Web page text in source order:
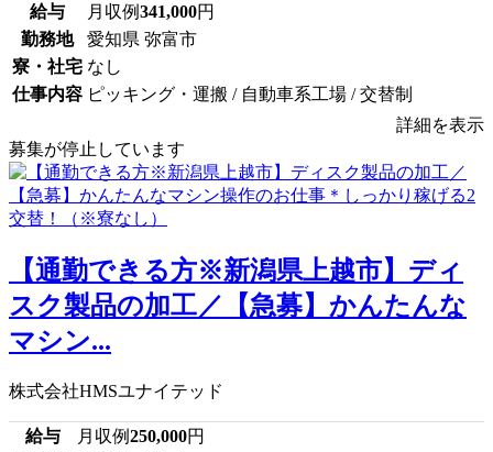
給与 月収例341,000円
勤務地
愛知県 弥富市
寮・社宅 なし
仕事内容 ピッキング・運搬 / 自動車系工場 / 交替制
詳細を表示
募集が停止しています
【通勤できる方※新潟県上越市】ディ
スク製品の加工／【急募】かんたんな
マシン...
株式会社HMSユナイテッド
給与 月収例250,000円